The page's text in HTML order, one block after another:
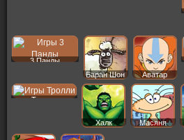
3 Панды
Баран Шон
Аватар
Тролли
Халк Масяня